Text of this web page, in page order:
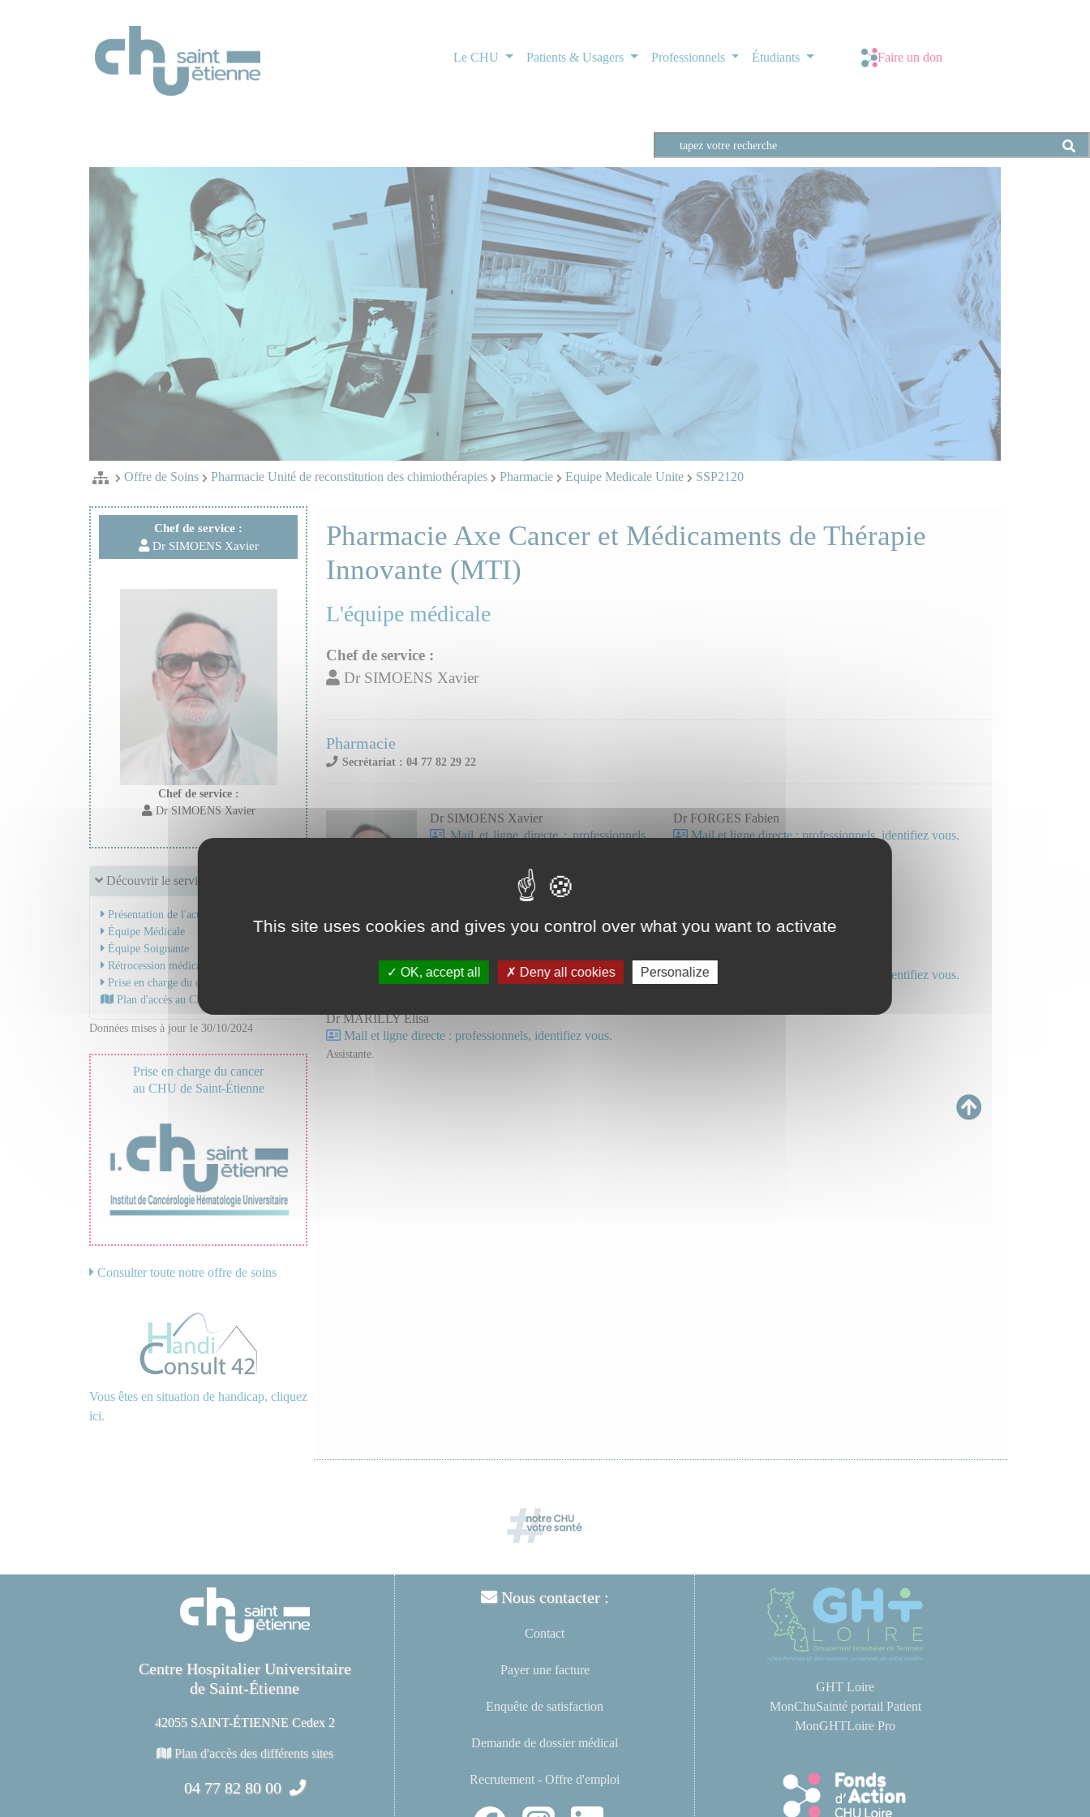
Le CHU Patients & Usagers Professionnels Étudiants Faire un don
Offre de Soins Pharmacie Unité de reconstitution des chimiothérapies Pharmacie Equipe Medicale Unite SSP2120
Chef de service :
Dr SIMOENS Xavier
Chef de service :
Dr SIMOENS Xavier
Découvrir le service
Présentation de l'activité
Équipe Médicale
Équipe Soignante
Rétrocession médicamenteuse
Prise en charge du cancer
Plan d'accès au CHU
Données mises à jour le 30/10/2024
Prise en charge du cancer
au CHU de Saint-Étienne
Consulter toute notre offre de soins
Vous êtes en situation de handicap, cliquez
ici.
Pharmacie Axe Cancer et Médicaments de Thérapie
Innovante (MTI)
L'équipe médicale
Chef de service :
Dr SIMOENS Xavier
Pharmacie
Secrétariat : 04 77 82 29 22
Dr SIMOENS Xavier
Mail et ligne directe : professionnels,
Dr FORGES Fabien
Mail et ligne directe : professionnels, identifiez vous.
Dr KALFON Sophie
Mail et ligne directe : professionnels, identifiez vous.
Dr MACE Agnes
Mail et ligne directe : professionnels, identifiez vous.
Dr MARILLY Elisa
Mail et ligne directe : professionnels, identifiez vous.
Assistante.
Centre Hospitalier Universitaire
de Saint-Étienne
42055 SAINT-ÉTIENNE Cedex 2
Plan d'accès des différents sites
04 77 82 80 00
Nous contacter :
Contact
Payer une facture
Enquête de satisfaction
Demande de dossier médical
Recrutement - Offre d'emploi
GHT Loire
MonChuSainté portail Patient
MonGHTLoire Pro
This site uses cookies and gives you control over what you want to activate
OK, accept all Deny all cookies Personalize